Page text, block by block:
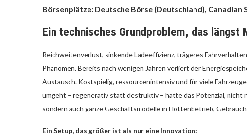
Börsenplätze: Deutsche Börse (Deutschland), Canadian
Ein technisches Grundproblem, das
Reichweitenverlust, sinkende Ladeeffizienz, trägeres
Phänomen. Bereits nach wenigen Jahren verliert der
Austausch. Kostspielig, ressourcenintensiv und für viele
umgeht – regenerativ statt destruktiv – hätte das Potenzial, nicht
sondern auch ganze Geschäftsmodelle in Flottenbetrieb,
Ein Setup, das größer ist als nur eine Innovation: